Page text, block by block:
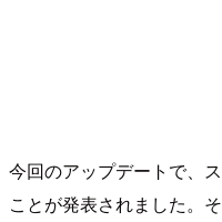
今回のアップデートで、
ことが発表されました。